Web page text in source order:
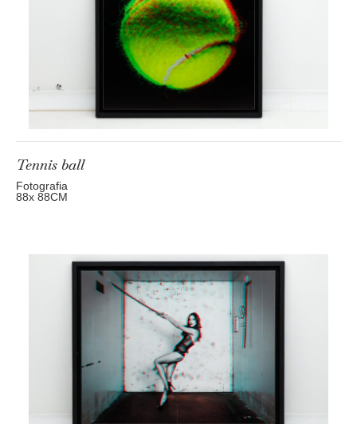
Tennis ball
Fotografia
88x 88CM